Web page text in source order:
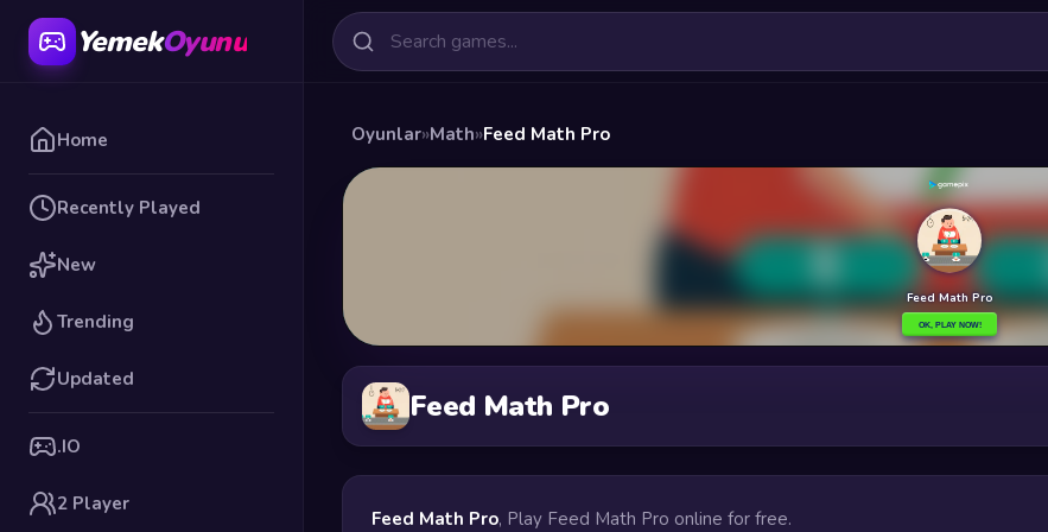
YemekOyunu
Home
Recently Played
New
Trending
Updated
.IO
2 Player
Oyunlar»Math»Feed Math Pro
Feed Math Pro
Feed Math Pro, Play Feed Math Pro online for free.